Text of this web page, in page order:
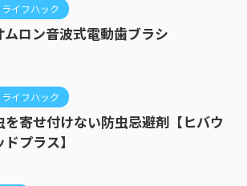
ライフハック
ムロン音波式電動歯ブラシ
ライフハック
を寄せ付けない防虫忌避剤【ヒバウ
ドプラス】